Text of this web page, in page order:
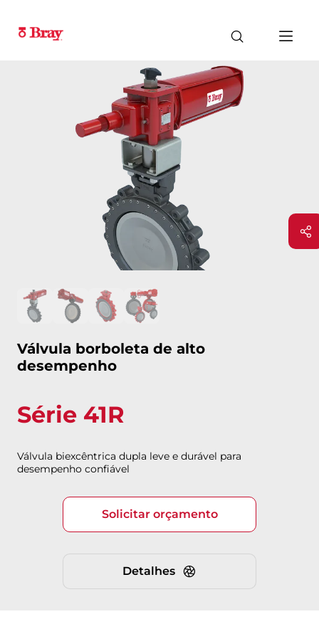
Válvula borboleta de alto
desempenho
Série 41R
Válvula biexcêntrica dupla leve e durável para
desempenho confiável
Solicitar orçamento
Detalhes